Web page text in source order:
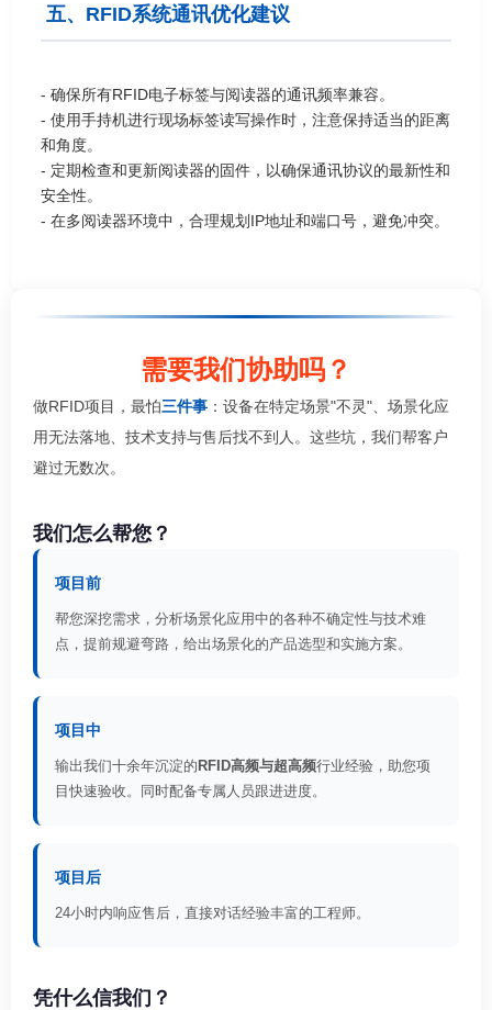
五、RFID系统通讯优化建议
- 确保所有RFID电子标签与阅读器的通讯频率兼容。
- 使用手持机进行现场标签读写操作时，注意保持适当的距离
和角度。
- 定期检查和更新阅读器的固件，以确保通讯协议的最新性和
安全性。
- 在多阅读器环境中，合理规划IP地址和端口号，避免冲突。
需要我们协助吗？
做RFID项目，最怕三件事 ：设备在特定场景"不灵"、场景化应
用无法落地、技术支持与售后找不到人。这些坑，我们帮客户
避过无数次。
我们怎么帮您？
项目前
帮您深挖需求，分析场景化应用中的各种不确定性与技术难
点，提前规避弯路，给出场景化的产品选型和实施方案。
项目中
输出我们十余年沉淀的 RFID高频与超高频行业经验，助您项
目快速验收。同时配备专属人员跟进进度。
项目后
24小时内响应售后，直接对话经验丰富的工程师。
凭什么信我们？